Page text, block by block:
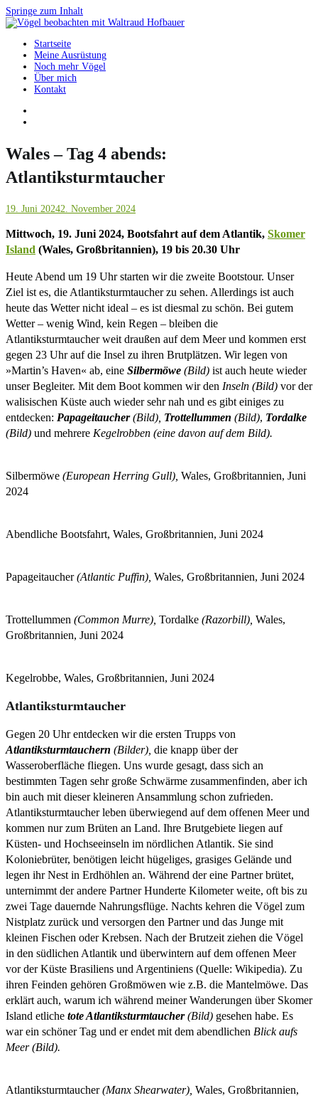
Springe zum Inhalt
Vögel beobachten mit Waltraud Hofbauer
Startseite
Meine Ausrüstung
Noch mehr Vögel
Über mich
Kontakt
Wales – Tag 4 abends:
Atlantiksturmtaucher
19. Juni 20242. November 2024
Mittwoch, 19. Juni 2024, Bootsfahrt auf dem Atlantik, Skomer
Island (Wales, Großbritannien), 19 bis 20.30 Uhr
Heute Abend um 19 Uhr starten wir die zweite Bootstour. Unser
Ziel ist es, die Atlantiksturmtaucher zu sehen. Allerdings ist auch
heute das Wetter nicht ideal – es ist diesmal zu schön. Bei gutem
Wetter – wenig Wind, kein Regen – bleiben die
Atlantiksturmtaucher weit draußen auf dem Meer und kommen erst
gegen 23 Uhr auf die Insel zu ihren Brutplätzen. Wir legen von
»Martin’s Haven« ab, eine Silbermöwe (Bild) ist auch heute wieder
unser Begleiter. Mit dem Boot kommen wir den Inseln (Bild) vor der
walisischen Küste auch wieder sehr nah und es gibt einiges zu
entdecken: Papageitaucher(Bild), Trottellummen (Bild), Tordalke
(Bild) und mehrere Kegelrobben (eine davon auf dem Bild).
Silbermöwe (European Herring Gull), Wales, Großbritannien, Juni
2024
Abendliche Bootsfahrt, Wales, Großbritannien, Juni 2024
Papageitaucher(Atlantic Puffin), Wales, Großbritannien, Juni 2024
Trottellummen (Common Murre), Tordalke (Razorbill), Wales,
Großbritannien, Juni 2024
Kegelrobbe, Wales, Großbritannien, Juni 2024
Atlantiksturmtaucher
Gegen 20 Uhr entdecken wir die ersten Trupps von
Atlantiksturmtauchern (Bilder), die knapp über der
Wasseroberfläche fliegen. Uns wurde gesagt, dass sich an
bestimmten Tagen sehr große Schwärme zusammenfinden, aber ich
bin auch mit dieser kleineren Ansammlung schon zufrieden.
Atlantiksturmtaucher leben überwiegend auf dem offenen Meer und
kommen nur zum Brüten an Land. Ihre Brutgebiete liegen auf
Küsten- und Hochseeinseln im nördlichen Atlantik. Sie sind
Koloniebrüter, benötigen leicht hügeliges, grasiges Gelände und
legen ihr Nest in Erdhöhlen an. Während der eine Partner brütet,
unternimmt der andere Partner Hunderte Kilometer weite, oft bis zu
zwei Tage dauernde Nahrungsflüge. Nachts kehren die Vögel zum
Nistplatz zurück und versorgen den Partner und das Junge mit
kleinen Fischen oder Krebsen. Nach der Brutzeit ziehen die Vögel
in den südlichen Atlantik und überwintern auf dem offenen Meer
vor der Küste Brasiliens und Argentiniens (Quelle: Wikipedia). Zu
ihren Feinden gehören Großmöwen wie z.B. die Mantelmöwe. Das
erklärt auch, warum ich während meiner Wanderungen über Skomer
Island etliche tote Atlantiksturmtaucher(Bild) gesehen habe. Es
war ein schöner Tag und er endet mit dem abendlichen Blick aufs
Meer (Bild).
Atlantiksturmtaucher(Manx Shearwater), Wales, Großbritannien,